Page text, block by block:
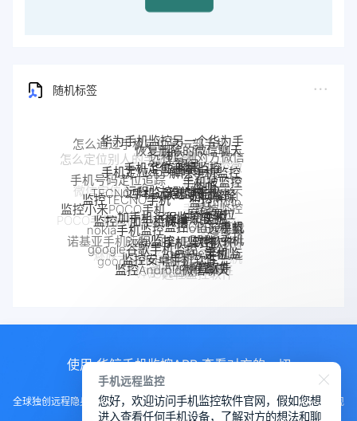
随机标签
怎么通过手机定位另一部手机
华为手机监控另一个华为手
机
恢复删除的微信聊天
记录
远程监测对方微信
聊天记录
微信定位APP
手机号码定位追踪
手机定位app
手机定位追踪
华鲸手机监控
解除手机监控
监听
手机被监控
如何解除
手机是不
是被监控
了
手机被别人
监控了怎么
解除
POCO手机远程监控
监控小米POCO手机
监控TECNO手机
TECNO手机远程监控
远程监控联想手机
联想手机监控
监控moto
手机
摩托罗拉
moto远程监
控
监控真我
手机软件
真我手机远程
监控别人手机
realme手机
监控
魅族手机怎么远程监控另一台手
机
魅族手机监控
诺基亚手机远程监控
nokia手机监控
监控一加手机微信
一加手机远程监控软件
一加手机监控
监控OPPO手机
软件
OPPO手机
定位
OPPO手机远
程监控
手机窃听
VIVO远程监控软件
VIVO手机监控
google Pixel监控
google谷歌手机监控
Pixel监控APP
Pixel手机监控软件
google手机监
控
Android软件
监控Android微信聊天
监控安卓手机软件
使用 华鲸手机监控APP 查看对方的一切
全球独创远程隐身运行监控手机，不用经过对方同意安装，100%不让对方发现
手机远程监控
您好，欢迎访问手机监控软件官网，假如您想
进入查看任何手机设备，了解对方的想法和聊